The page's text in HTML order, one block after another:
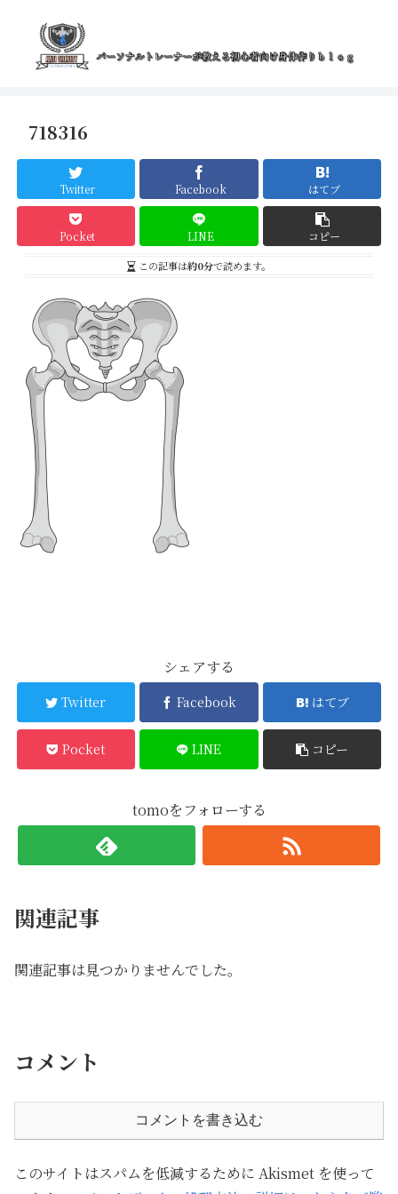
718316
Twitter Facebook はてブ
Pocket LINE コピー
この記事は約0分で読めます。
シェアする
Twitter Facebook はてブ
Pocket LINE コピー
tomoをフォローする
関連記事
関連記事は見つかりませんでした。
コメント
コメントを書き込む
このサイトはスパムを低減するために Akismet を使って